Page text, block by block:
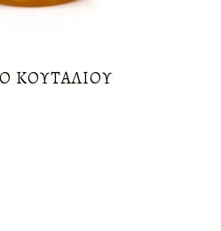
ΚΟΥΤΑΛΙΟΎ